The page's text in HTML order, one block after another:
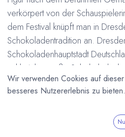
verkörpert von der
dem Festival knüpft man in
Schokoladentradition an.
Schokoladenhauptstadt
zahlreiche große
Vogel und Petzold & Aulhorn,
Lehman und Anton Reiche und
gegründet. Weitere
Wir verwenden Cookies auf
besseres Nutzererlebnis zu bieten.